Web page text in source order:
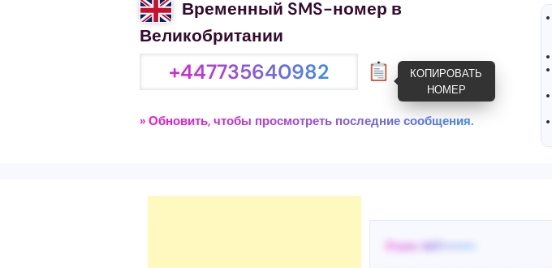
Временный SMS-номер в
Великобритании
+447735640982
КОПИРОВАТЬ
НОМЕР
» Обновить, чтобы просмотреть последние сообщения.
From: 447••••••••